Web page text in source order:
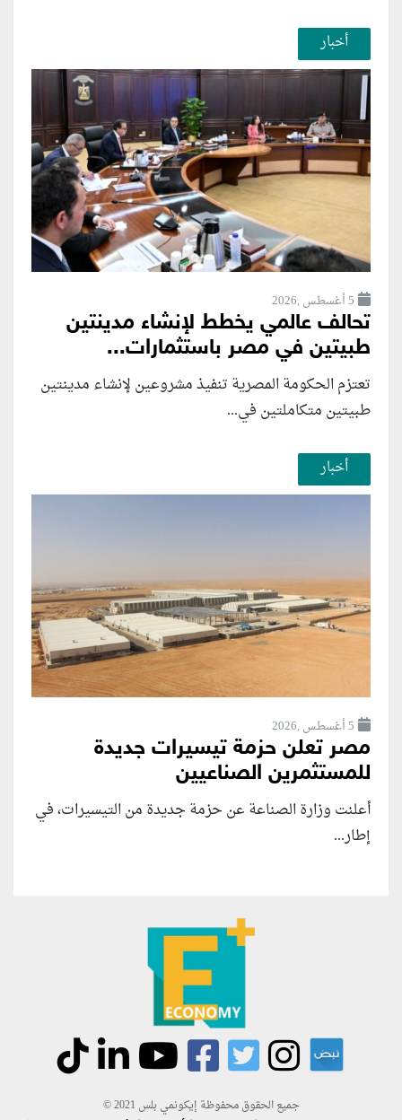
أخبار
5 أغسطس ,2026
تحالف عالمي يخطط لإنشاء مدينتين
طبيتين في مصر باستثمارات...
تعتزم الحكومة المصرية تنفيذ مشروعين لإنشاء مدينتين
طبيتين متكاملتين في...
أخبار
5 أغسطس ,2026
مصر تعلن حزمة تيسيرات جديدة
للمستثمرين الصناعيين
أعلنت وزارة الصناعة عن حزمة جديدة من التيسيرات، في
إطار...
جميع الحقوق محفوظة إيكونمي بلس 2021 ©